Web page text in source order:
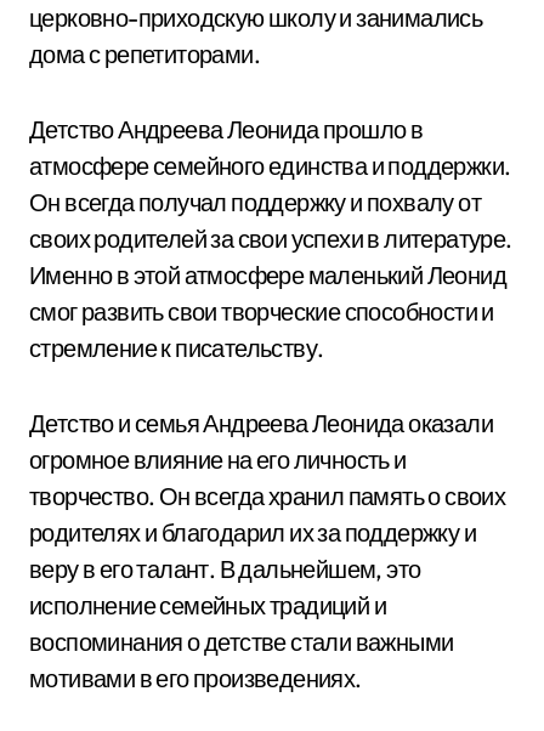
церковно-приходскую школу и занимались
дома с репетиторами.
Детство Андреева Леонида прошло в
атмосфере семейного единства и поддержки.
Он всегда получал поддержку и похвалу от
своих родителей за свои успехи в литературе.
Именно в этой атмосфере маленький Леонид
смог развить свои творческие способности и
стремление к писательству.
Детство и семья Андреева Леонида оказали
огромное влияние на его личность и
творчество. Он всегда хранил память о своих
родителях и благодарил их за поддержку и
веру в его талант. В дальнейшем, это
исполнение семейных традиций и
воспоминания о детстве стали важными
мотивами в его произведениях.